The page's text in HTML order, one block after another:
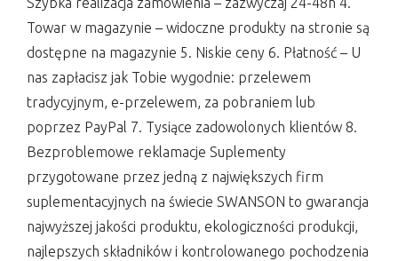
Towar w magazynie – widoczne produkty na stronie są
dostępne na magazynie 5. Niskie ceny 6. Płatność – U
nas zapłacisz jak Tobie wygodnie: przelewem
tradycyjnym, e-przelewem, za pobraniem lub
poprzez PayPal 7. Tysiące zadowolonych klientów 8.
Bezproblemowe reklamacje Suplementy
przygotowane przez jedną z największych firm
suplementacyjnych na świecie SWANSON to gwarancja
najwyższej jakości produktu, ekologiczności produkcji,
najlepszych składników i kontrolowanego pochodzenia